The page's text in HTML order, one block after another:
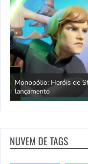
Monopólio: Heróis de
lançamento
NUVEM DE TAGS